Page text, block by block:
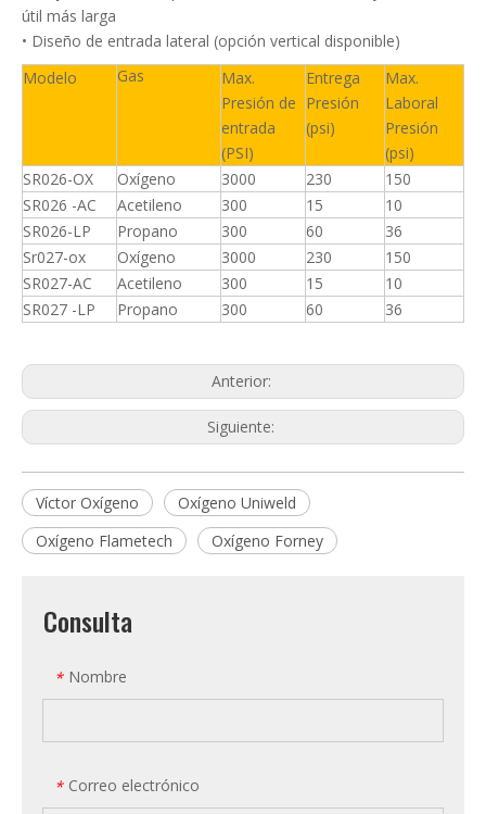
útil más larga
• Diseño de entrada lateral (opción vertical disponible)
Modelo
Gas
Max.
Presión de
entrada
(PSI)
Entrega
Presión
(psi)
Max.
Laboral
Presión
(psi)
SR026-OX
Oxígeno 3000 230
150
SR026 -AC Acetileno 300 15
10
SR026-LP
Propano 300 60
36
Sr027-ox
Oxígeno 3000 230
150
SR027-AC
Acetileno 300 15
10
SR027 -LP Propano 300 60 36
Anterior:
Siguiente:
Víctor Oxígeno
Oxígeno Uniweld
Oxígeno Flametech
Oxígeno Forney
Consulta
* Nombre
* Correo electrónico